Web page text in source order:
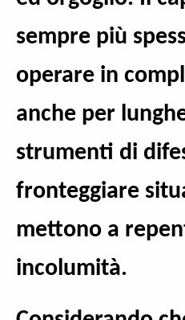
sempre più
operare in
anche per
strumenti di
fronteggiare
mettono a
incolumità.